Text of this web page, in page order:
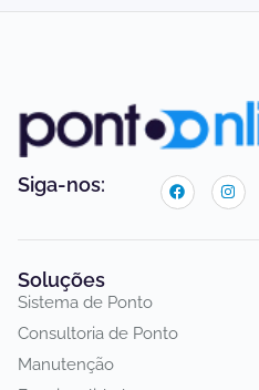
Siga-nos:
Soluções
Sistema de Ponto
Consultoria de Ponto
Manutenção